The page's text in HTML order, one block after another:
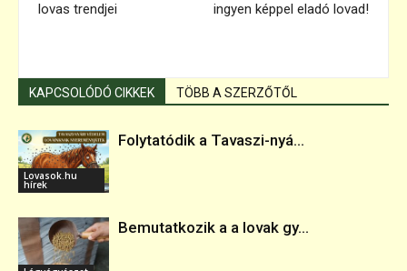
lovas trendjei
ingyen képpel eladó lovad!
KAPCSOLÓDÓ CIKKEK TÖBB A SZERZŐTŐL
Lovasok.hu
hírek
Folytatódik a Tavaszi-nyá...
Bemutatkozik a a lovak gy...